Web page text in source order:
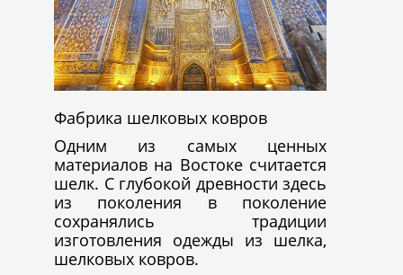
Фабрика шелковых ковров
Одним из самых ценных
материалов на Востоке считается
шелк. С глубокой древности здесь
из поколения в поколение
сохранялись традиции
изготовления одежды из шелка,
шелковых ковров.